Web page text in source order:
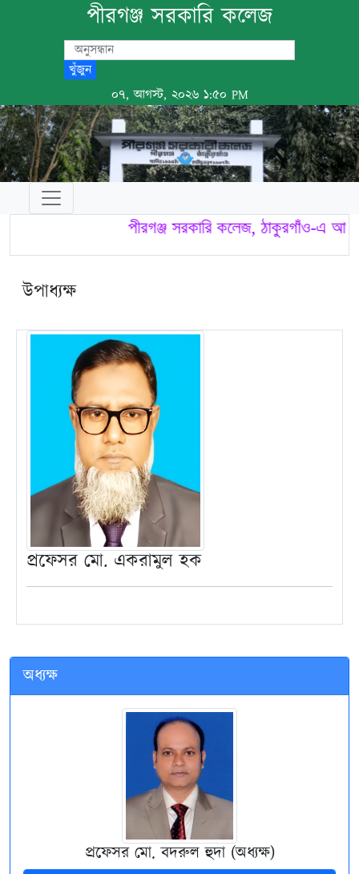
পীরগঞ্জ সরকারি কলেজ
খুঁজুন
০৭, আগস্ট, ২০২৬ ১:৫০ PM
পীরগঞ্জ সরকারি কলেজ, ঠাকুরগাঁও-এ
উপাধ্যক্ষ
প্রফেসর মো. একরামুল হক
অধ্যক্ষ
প্রফেসর মো. বদরুল হুদা (অধ্যক্ষ)